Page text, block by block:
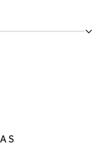
mais presença
caminhar